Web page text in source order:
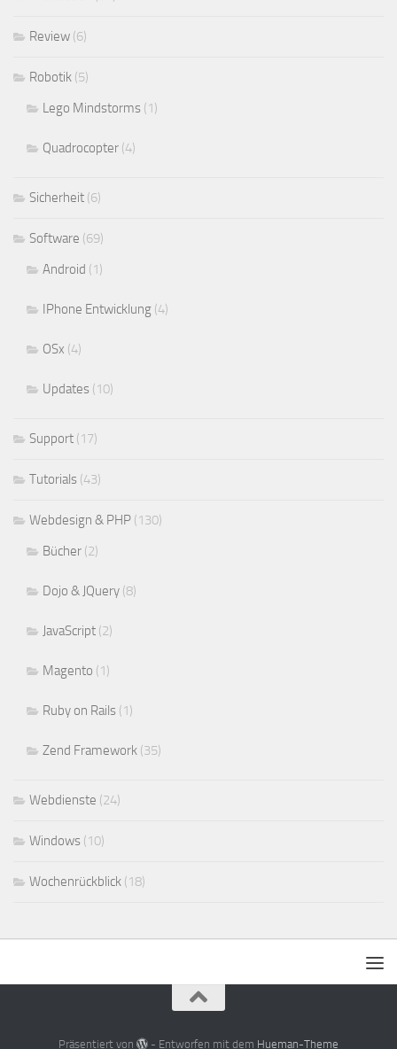
Review (6)
Robotik (5)
Lego Mindstorms (1)
Quadrocopter (4)
Sicherheit (6)
Software (69)
Android (1)
IPhone Entwicklung (4)
OSx (4)
Updates (10)
Support (17)
Tutorials (43)
Webdesign & PHP (130)
Bücher (2)
Dojo & JQuery (8)
JavaScript (2)
Magento (1)
Ruby on Rails (1)
Zend Framework (35)
Webdienste (24)
Windows (10)
Wochenrückblick (18)
Präsentiert von - Entworfen mit dem Hueman-Theme